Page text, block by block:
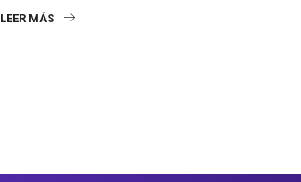
LEER MÁS